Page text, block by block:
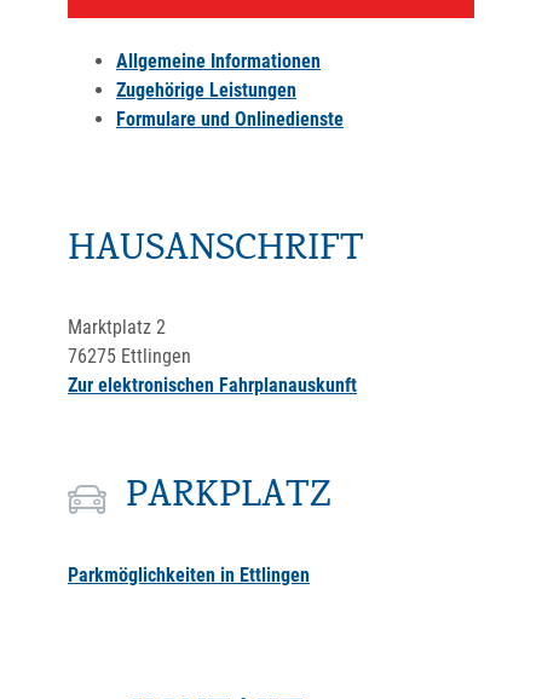
Allgemeine Informationen
Zugehörige Leistungen
Formulare und Onlinedienste
HAUSANSCHRIFT
Marktplatz 2
76275 Ettlingen
Zur elektronischen Fahrplanauskunft
PARKPLATZ
Parkmöglichkeiten in Ettlingen